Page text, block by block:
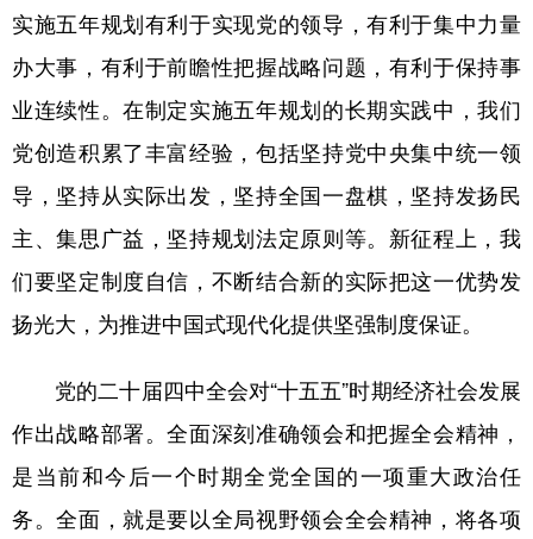
实施五年规划有利于实现党的领导，有利于集中力量
办大事，有利于前瞻性把握战略问题，有利于保持事
业连续性。在制定实施五年规划的长期实践中，我们
党创造积累了丰富经验，包括坚持党中央集中统一领
导，坚持从实际出发，坚持全国一盘棋，坚持发扬民
主、集思广益，坚持规划法定原则等。新征程上，我
们要坚定制度自信，不断结合新的实际把这一优势发
扬光大，为推进中国式现代化提供坚强制度保证。
党的二十届四中全会对“十五五”时期经济社会发展
作出战略部署。全面深刻准确领会和把握全会精神，
是当前和今后一个时期全党全国的一项重大政治任
务。全面，就是要以全局视野领会全会精神，将各项